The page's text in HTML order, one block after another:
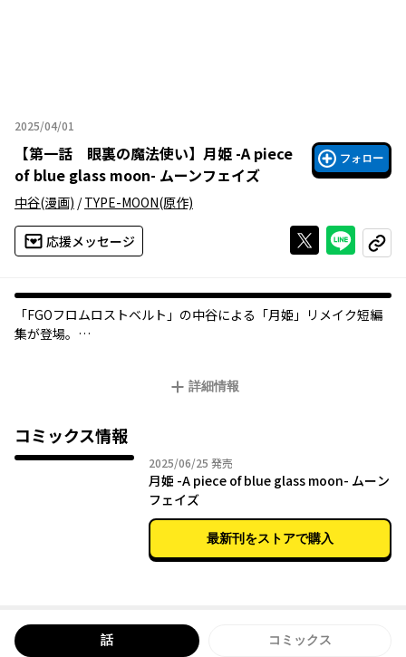
2025/04/01
2025年04月01日
【第一話 眼裏の魔法使い】 月姫 -A piece
of blue glass moon- ムーンフェイズ
フォロー
中谷(漫画) /TYPE-MOON(原作)
応援メッセージ Xで投稿する
ライン
コピー
「FGOフロムロストベルト」の中谷による「月姫」リメイク短編
集が登場。
詳細情報
コミックス情報
2025/06/25 2025年06月25日
発売
月姫 -A piece of blue glass moon- ムーン
フェイズ
最新刊をストアで購入
話 コミックス